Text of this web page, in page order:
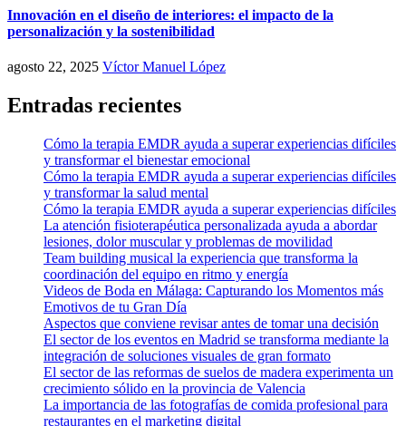
Innovación en el diseño de interiores: el impacto de la
personalización y la sostenibilidad
agosto 22, 2025 Víctor Manuel López
Entradas recientes
Cómo la terapia EMDR ayuda a superar experiencias difíciles
y transformar el bienestar emocional
Cómo la terapia EMDR ayuda a superar experiencias difíciles
y transformar la salud mental
Cómo la terapia EMDR ayuda a superar experiencias difíciles
La atención fisioterapéutica personalizada ayuda a abordar
lesiones, dolor muscular y problemas de movilidad
Team building musical la experiencia que transforma la
coordinación del equipo en ritmo y energía
Videos de Boda en Málaga: Capturando los Momentos más
Emotivos de tu Gran Día
Aspectos que conviene revisar antes de tomar una decisión
El sector de los eventos en Madrid se transforma mediante la
integración de soluciones visuales de gran formato
El sector de las reformas de suelos de madera experimenta un
crecimiento sólido en la provincia de Valencia
La importancia de las fotografías de comida profesional para
restaurantes en el marketing digital